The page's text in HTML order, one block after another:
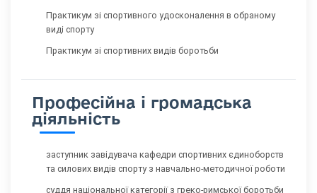
Практикум зі спортивного удосконалення в обраному
виді спорту
Практикум зі спортивних видів боротьби
Професійна і громадська
діяльність
заступник завідувача кафедри спортивних єдиноборств
та силових видів спорту з навчально-методичної роботи
суддя національної категорії з греко-римської боротьби